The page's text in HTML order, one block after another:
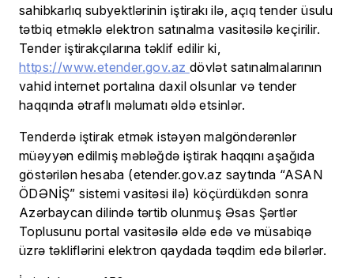
sahibkarlıq subyektlərinin iştirakı ilə, açıq tender üsulu
tətbiq etməklə elektron satınalma vasitəsilə keçirilir.
Tender iştirakçılarına təklif edilir ki,
https://www.etender.gov.az dövlət satınalmalarının
vahid internet portalına daxil olsunlar və tender
haqqında ətraflı məlumatı əldə etsinlər.
Tenderdə iştirak etmək istəyən malgöndərənlər
müəyyən edilmiş məbləğdə iştirak haqqını aşağıda
göstərilən hesaba (etender.gov.az saytında “ASAN
ÖDƏNİŞ” sistemi vasitəsi ilə) köçürdükdən sonra
Azərbaycan dilində tərtib olunmuş Əsas Şərtlər
Toplusunu portal vasitəsilə əldə edə və müsabiqə
üzrə təkliflərini elektron qaydada təqdim edə bilərlər.